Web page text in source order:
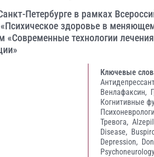
Петербурге в рамках
здоровье в
«Современные технологии
Ключевые
Венлафаксин,
Когнитивные
Тревога,
Disease,
Depression,